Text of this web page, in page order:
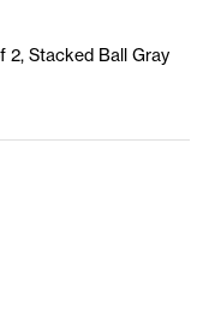
2, Stacked Ball Gray